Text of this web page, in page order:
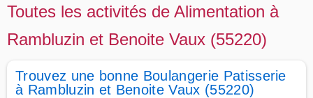
Toutes les activités de Alimentation à
Rambluzin et Benoite Vaux (55220)
Trouvez une bonne Boulangerie Patisserie
à Rambluzin et Benoite Vaux (55220)